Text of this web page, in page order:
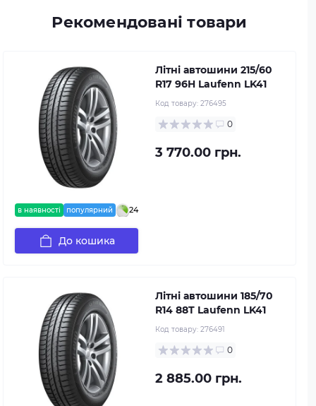
Рекомендовані товари
в наявності популярний 24
Літні автошини 215/60
R17 96H Laufenn LK41
Код товару: 276495
0
3 770.00 грн.
До кошика
Літні автошини 185/70
R14 88T Laufenn LK41
Код товару: 276491
0
2 885.00 грн.